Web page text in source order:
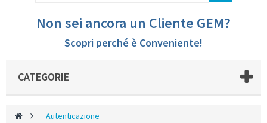
Non sei ancora un Cliente GEM?
Scopri perché è Conveniente!
CATEGORIE
> Autenticazione